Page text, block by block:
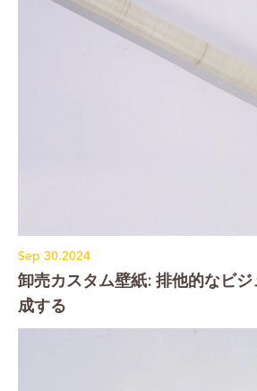
Sep 30.2024
卸売カスタム壁紙: 排他的なビ
成する